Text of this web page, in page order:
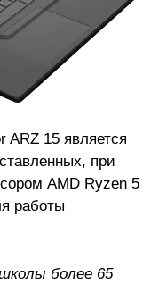
ARZ 15 является
при
AMD Ryzen 5
работы
более 65